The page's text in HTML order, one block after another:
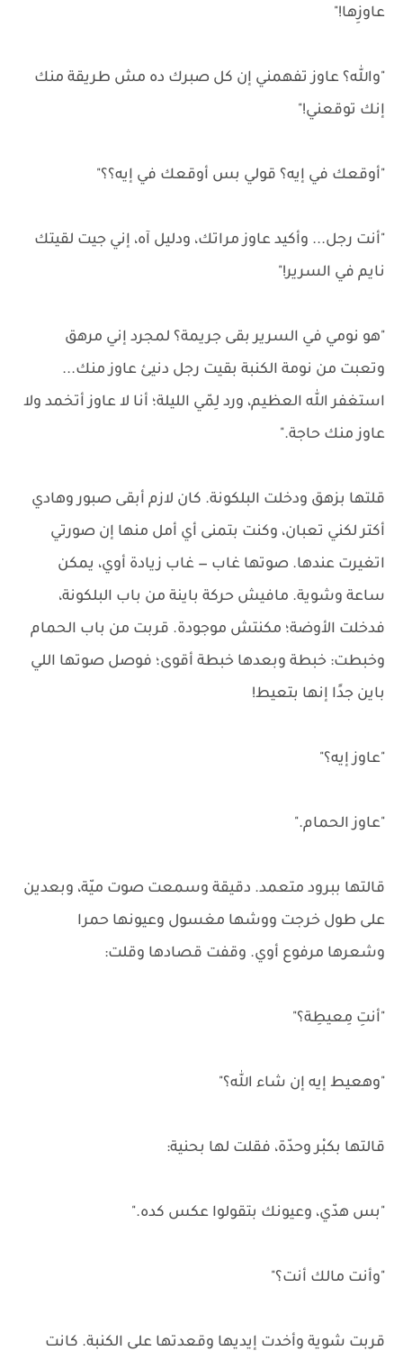
عاوزِها!"
"والله؟ عاوز تفهمني إن كل صبرك ده مش طريقة منك
إنك توقعني!"
"أوقعك في إيه؟ قولي بس أوقعك في إيه؟؟"
"أنت رجل... وأكيد عاوز مراتك، ودليل آه، إني جيت لقيتك
نايم في السرير!"
"هو نومي في السرير بقى جريمة؟ لمجرد إني مرهق
وتعبت من نومة الكنبة بقيت رجل دنيئ عاوز منك...
استغفر الله العظيم، ورد لِمّي الليلة؛ أنا لا عاوز أتخمد ولا
عاوز منك حاجة."
قلتها بزهق ودخلت البلكونة. كان لازم أبقى صبور وهادي
أكتر لكني تعبان، وكنت بتمنى أي أمل منها إن صورتي
اتغيرت عندها. صوتها غاب — غاب زيادة أوي، يمكن
ساعة وشوية. مافيش حركة باينة من باب البلكونة،
فدخلت الأوضة؛ مكنتش موجودة. قربت من باب الحمام
وخبطت: خبطة وبعدها خبطة أقوى؛ فوصل صوتها اللي
باين جدًا إنها بتعيط!
"عاوز إيه؟"
"عاوز الحمام."
قالتها ببرود متعمد. دقيقة وسمعت صوت ميّة، وبعدين
على طول خرجت ووشها مغسول وعيونها حمرا
وشعرها مرفوع أوي. وقفت قصادها وقلت:
"أنتِ مِعيطِة؟"
"وهعيط إيه إن شاء الله؟"
قالتها بكبْر وحدّة، فقلت لها بحنية:
"بس هدّي، وعيونك بتقولوا عكس كده."
"وأنت مالك أنت؟"
قربت شوية وأخدت إيديها وقعدتها على الكنبة. كانت